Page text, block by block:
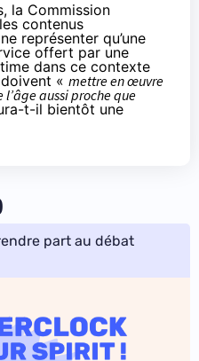
la Commission
contenus
représenter qu’une
offert par une
dans ce contexte
« mettre en œuvre
aussi proche que
t-il bientôt une
part au débat